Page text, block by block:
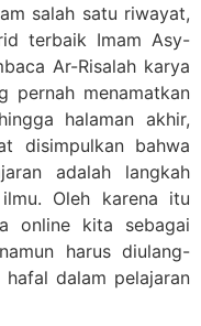
salah satu riwayat,
terbaik Imam Asy-
Ar-Risalah karya
pernah menamatkan
halaman akhir,
disimpulkan bahwa
adalah langkah
Oleh karena itu
online kita sebagai
harus diulang-
dalam pelajaran